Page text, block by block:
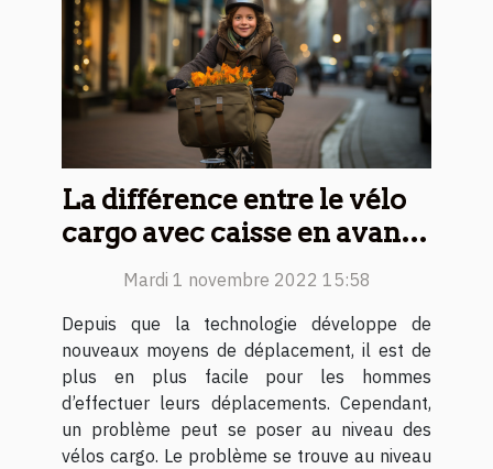
La différence entre le vélo
cargo avec caisse en avant
et le vélo cargo longtail
Mardi 1 novembre 2022 15:58
Depuis que la technologie développe de
nouveaux moyens de déplacement, il est de
plus en plus facile pour les hommes
d’effectuer leurs déplacements. Cependant,
un problème peut se poser au niveau des
vélos cargo. Le problème se trouve au niveau